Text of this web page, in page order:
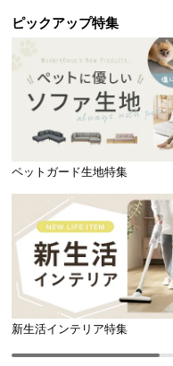
に
つ
い
て
型
商
配
送
に
つ
い
て
ピックアップ特集
ペットガード生地特集
新生活インテリア特集